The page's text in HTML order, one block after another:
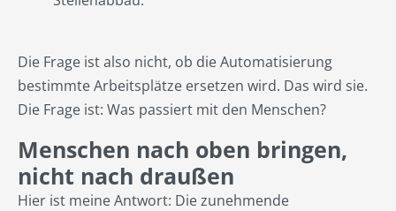
Die Frage ist also nicht, ob die Automatisierung
bestimmte Arbeitsplätze ersetzen wird. Das wird sie.
Die Frage ist: Was passiert mit den Menschen?
Menschen nach oben bringen,
nicht nach draußen
Hier ist meine Antwort: Die zunehmende